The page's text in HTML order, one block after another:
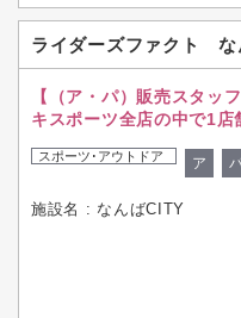
ライダーズファクト な
【（ア・パ）販売スタ
キスポーツ全店の中で1店
スポーツ･アウトドア ア
施設名 : なんばCITY